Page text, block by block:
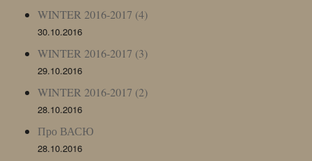
WINTER 2016-2017 (4)
30.10.2016
WINTER 2016-2017 (3)
29.10.2016
WINTER 2016-2017 (2)
28.10.2016
Про ВАСЮ
28.10.2016